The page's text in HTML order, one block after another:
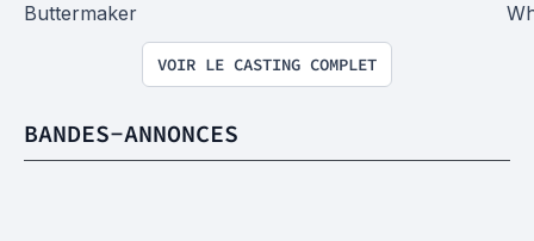
Buttermaker
VOIR LE CASTING COMPLET
BANDES-ANNONCES